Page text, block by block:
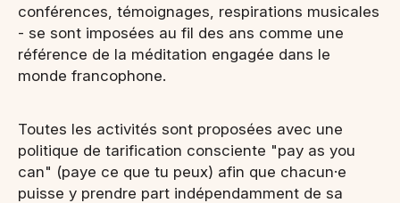
conférences, témoignages, respirations musicales
- se sont imposées au fil des ans comme une
référence de la méditation engagée dans le
monde francophone.
Toutes les activités sont proposées avec une
politique de tarification consciente "pay as you
can" (paye ce que tu peux) afin que chacun·e
puisse y prendre part indépendamment de sa